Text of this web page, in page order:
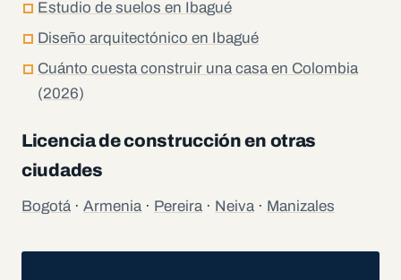
Estudio de suelos en Ibagué
Diseño arquitectónico en Ibagué
Cuánto cuesta construir una casa en Colombia
(2026)
Licencia de construcción en otras
ciudades
Bogotá· Armenia· Pereira· Neiva· Manizales